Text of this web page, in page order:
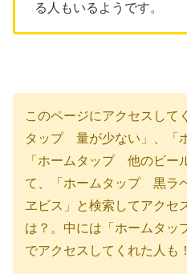
る人もいるようです。
このページにアクセスして
タップ 量が少ない」、「
「ホームタップ 他のビー
て、「ホームタップ 黒ラ
ヱビス」と検索してアクセ
は？。中には「ホームタ
でアクセスしてくれた人も！